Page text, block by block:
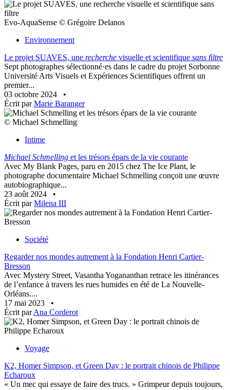
Evo-AquaSense © Grégoire Delanos
Environnement
Le projet SUAVES, une recherche visuelle et scientifique sans filtre
Sept photographes sélectionné·es dans le cadre du projet Sorbonne
Université Arts Visuels et Expériences Scientifiques offrent un
premier...
03 octobre 2024
•
Écrit parMarie Baranger
© Michael Schmelling
Intime
Michael Schmelling et les trésors épars de la vie courante
Avec My Blank Pages, paru en 2015 chez The Ice Plant, le
photographe documentaire Michael Schmelling conçoit une œuvre
autobiographique...
23 août 2024
•
Écrit parMilena III
Société
Regarder nos mondes autrement à la Fondation Henri Cartier-
Bresson
Avec Mystery Street, Vasantha Yogananthan retrace les itinérances
de l’enfance à travers les rues humides en été de La Nouvelle-
Orléans....
17 mai 2023
•
Écrit parAna Corderot
Voyage
K2, Homer Simpson, et Green Day : le portrait chinois de Philippe
Echaroux
« Un mec qui essaye de faire des trucs. » Grimpeur depuis toujours,